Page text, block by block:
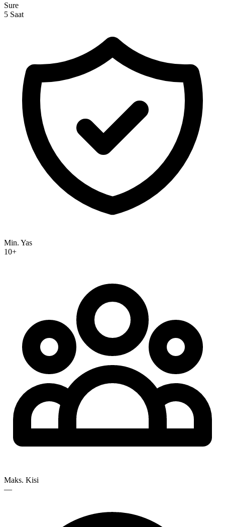
Sure
5 Saat
Min. Yas
10+
Maks. Kisi
—